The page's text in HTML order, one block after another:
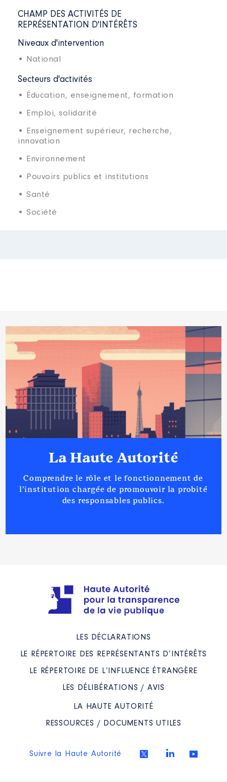
CHAMP DES ACTIVITÉS DE
REPRÉSENTATION D'INTÉRÊTS
Niveaux d'intervention
• National
Secteurs d'activités
• Éducation, enseignement, formation
• Emploi, solidarité
• Enseignement supérieur, recherche,
innovation
• Environnement
• Pouvoirs publics et institutions
• Santé
• Société
La Haute Autorité
Comprendre le rôle et le fonctionnement de
l’institution chargée de promouvoir la probité
des responsables publics.
LES DÉCLARATIONS
LE RÉPERTOIRE DES REPRÉSENTANTS D’INTÉRÊTS
LE RÉPERTOIRE DE L’INFLUENCE ÉTRANGÈRE
LES DÉLIBÉRATIONS / AVIS
LA HAUTE AUTORITÉ
RESSOURCES / DOCUMENTS UTILES
Suivre la Haute Autorité